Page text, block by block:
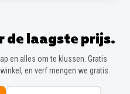
de laagste prijs.
en alles om te klussen. Gratis
en verf mengen we gratis.